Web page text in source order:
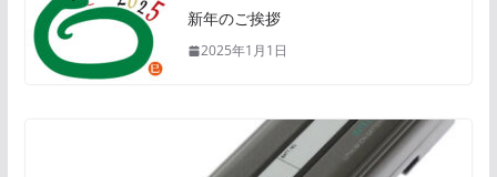
新年のご挨拶
2025年1月1日